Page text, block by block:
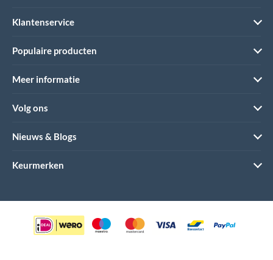
Klantenservice
Populaire producten
Meer informatie
Volg ons
Nieuws & Blogs
Keurmerken